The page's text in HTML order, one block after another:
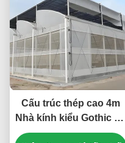
Cấu trúc thép cao 4m
Nhà kính kiểu Gothic Dễ
lắp đặt